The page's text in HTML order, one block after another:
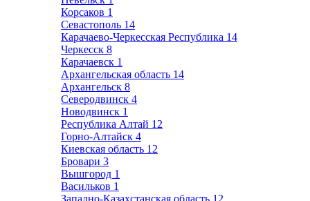
Корсаков 1
Севастополь 14
Карачаево-Черкесская Республика 14
Черкесск 8
Карачаевск 1
Архангельская область 14
Архангельск 8
Северодвинск 4
Новодвинск 1
Республика Алтай 12
Горно-Алтайск 4
Киевская область 12
Бровари 3
Вышгород 1
Васильков 1
Западно-Казахстанская область 12